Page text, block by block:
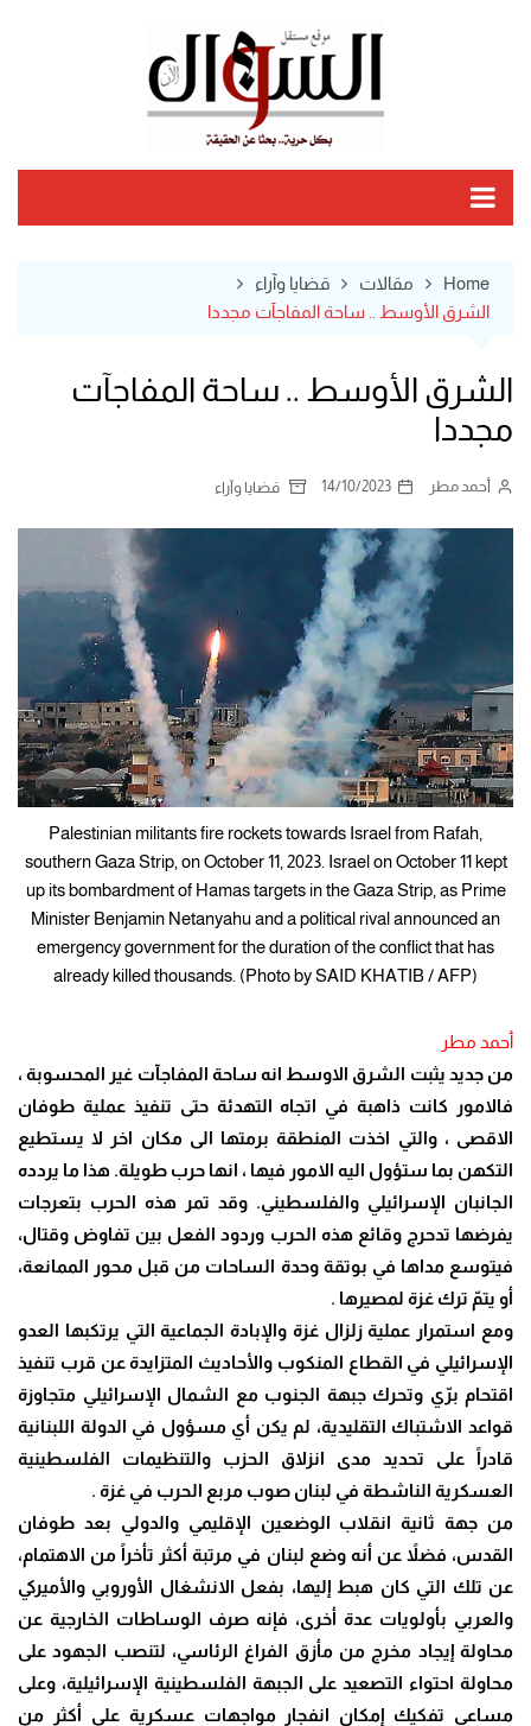
Home مقالات
قضايا وآراء
الشرق الأوسط .. ساحة المفاجآت مجددا
الشرق الأوسط .. ساحة المفاجآت
مجددا
أحمد مطر 14/10/2023 قضايا وآراء
Palestinian militants fire rockets towards Israel from Rafah,
southern Gaza Strip, on October 11, 2023. Israel on October 11 kept
up its bombardment of Hamas targets in the Gaza Strip, as Prime
Minister Benjamin Netanyahu and a political rival announced an
emergency government for the duration of the conflict that has
already killed thousands. (Photo by SAID KHATIB / AFP)
أحمد مطر
من جديد يثبت الشرق الاوسط انه ساحة المفاجآت غير المحسوبة ،
فالامور كانت ذاهبة في اتجاه التهدئة حتى تنفيذ عملية طوفان
الاقصى ، والتي اخذت المنطقة برمتها الى مكان اخر لا يستطيع
التكهن بما ستؤول اليه الامور فيها ، انها حرب طويلة. هذا ما يردده
الجانبان الإسرائيلي والفلسطيني. وقد تمر هذه الحرب بتعرجات
يفرضها تدحرج وقائع هذه الحرب وردود الفعل بين تفاوض وقتال،
فيتوسع مداها في بوتقة وحدة الساحات من قبل محور الممانعة،
أو يتمّ ترك غزة لمصيرها .
ومع استمرار عملية زلزال غزة والإبادة الجماعية التي يرتكبها العدو
الإسرائيلي في القطاع المنكوب والأحاديث المتزايدة عن قرب تنفيذ
اقتحام برّي وتحرك جبهة الجنوب مع الشمال الإسرائيلي متجاوزة
قواعد الاشتباك التقليدية، لم يكن أي مسؤول في الدولة اللبنانية
قادراً على تحديد مدى انزلاق الحزب والتنظيمات الفلسطينية
العسكرية الناشطة في لبنان صوب مربع الحرب في غزة .
من جهة ثانية انقلاب الوضعين الإقليمي والدولي بعد طوفان
القدس، فضلاً عن أنه وضع لبنان في مرتبة أكثر تأخراً من الاهتمام،
عن تلك التي كان هبط إليها، بفعل الانشغال الأوروبي والأميركي
والعربي بأولويات عدة أخرى، فإنه صرف الوساطات الخارجية عن
محاولة إيجاد مخرج من مأزق الفراغ الرئاسي، لتنصب الجهود على
محاولة احتواء التصعيد على الجبهة الفلسطينية الإسرائيلية، وعلى
مساعي تفكيك إمكان انفجار مواجهات عسكرية على أكثر من